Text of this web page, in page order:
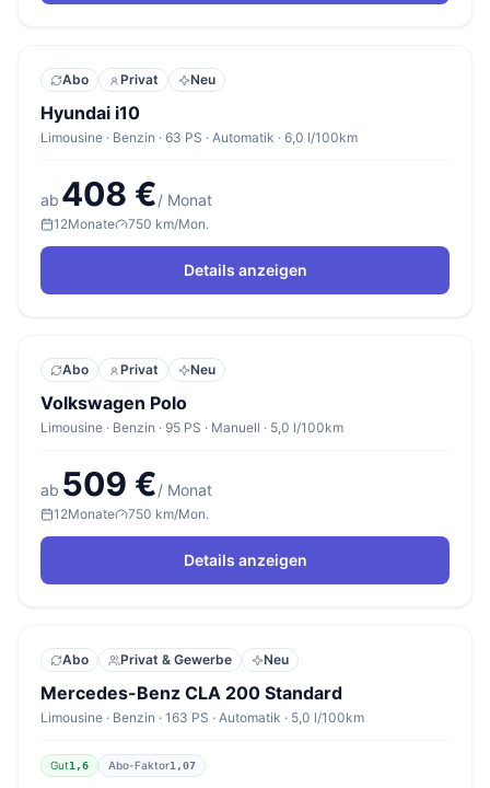
Abo Privat Neu
Hyundai i10
Limousine · Benzin · 63 PS · Automatik · 6,0 l/100km
ab 408 €/ Monat
12Monate 750 km/Mon.
Details anzeigen
Abo Privat Neu
Volkswagen Polo
Limousine · Benzin · 95 PS · Manuell · 5,0 l/100km
ab 509 €/ Monat
12Monate 750 km/Mon.
Details anzeigen
Abo Privat & Gewerbe Neu
Mercedes-Benz CLA 200 Standard
Limousine · Benzin · 163 PS · Automatik · 5,0 l/100km
Gut1,6 Abo-Faktor1,07